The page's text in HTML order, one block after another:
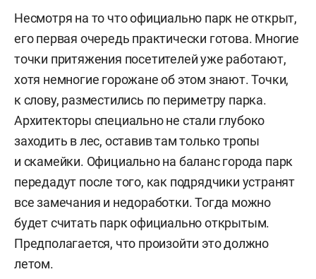
Несмотря на то что официально парк не открыт,
его первая очередь практически готова. Многие
точки притяжения посетителей уже работают,
хотя немногие горожане об этом знают. Точки,
к слову, разместились по периметру парка.
Архитекторы специально не стали глубоко
заходить в лес, оставив там только тропы
и скамейки. Официально на баланс города парк
передадут после того, как подрядчики устранят
все замечания и недоработки. Тогда можно
будет считать парк официально открытым.
Предполагается, что произойти это должно
летом.